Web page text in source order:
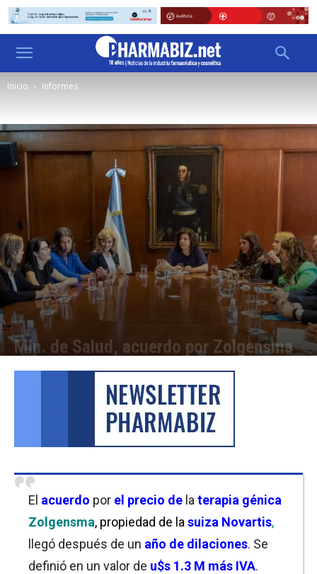
Inicio Informes
Min. de Salud, acuerdo por Zolgensma
El acuerdo por el precio de la terapia génica
Zolgensma, propiedad de la suiza Novartis,
llegó después de un año de dilaciones. Se
definió en un valor de u$s 1.3 M más IVA.